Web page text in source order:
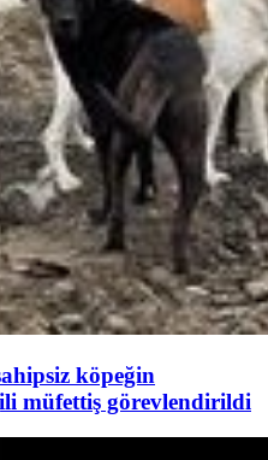
köpeğin
müfettiş görevlendirildi